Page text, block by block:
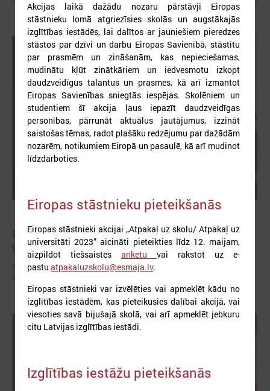
Pašvaldībās uzlabojas darba ar jaunatni kvalitāte,
taču joprojām aktuāls ir cilvēkresursu jautājums
Publicēts 2025. gada pašvērtējuma apkopojums "Vienots kvalitātes
Akcijas laikā dažādu nozaru pārstāvji Eiropas
stāstnieku lomā atgriezīsies skolās un augstākajās
izglītības iestādēs, lai dalītos ar jauniešiem pieredzes
stāstos par dzīvi un darbu Eiropas Savienībā, stāstītu
par prasmēm un zināšanām, kas nepieciešamas,
mudinātu kļūt zinātkāriem un iedvesmotu izkopt
daudzveidīgus talantus un prasmes, kā arī izmantot
Eiropas Savienības sniegtās iespējas. Skolēniem un
studentiem šī akcija ļaus iepazīt daudzveidīgas
personības, pārrunāt aktuālus jautājumus, izzināt
saistošas tēmas, radot plašāku redzējumu par dažādām
nozarēm, notikumiem Eiropā un pasaulē, kā arī mudinot
līdzdarboties.
Eiropas stāstnieku pieteikšanās
Eiropas stāstnieki akcijai „Atpakaļ uz skolu/ Atpakaļ uz
universitāti 2023” aicināti pieteikties līdz 12. maijam,
aizpildot tiešsaistes anketu vai rakstot uz e-
pastu atpakaluzskolu@esmaja.lv.
Eiropas stāstnieki var izvēlēties vai apmeklēt kādu no
izglītības iestādēm, kas pieteikusies dalībai akcijā, vai
viesoties savā bijušajā skolā, vai arī apmeklēt jebkuru
citu Latvijas izglītības iestādi.
Izglītības iestāžu pieteikšanās